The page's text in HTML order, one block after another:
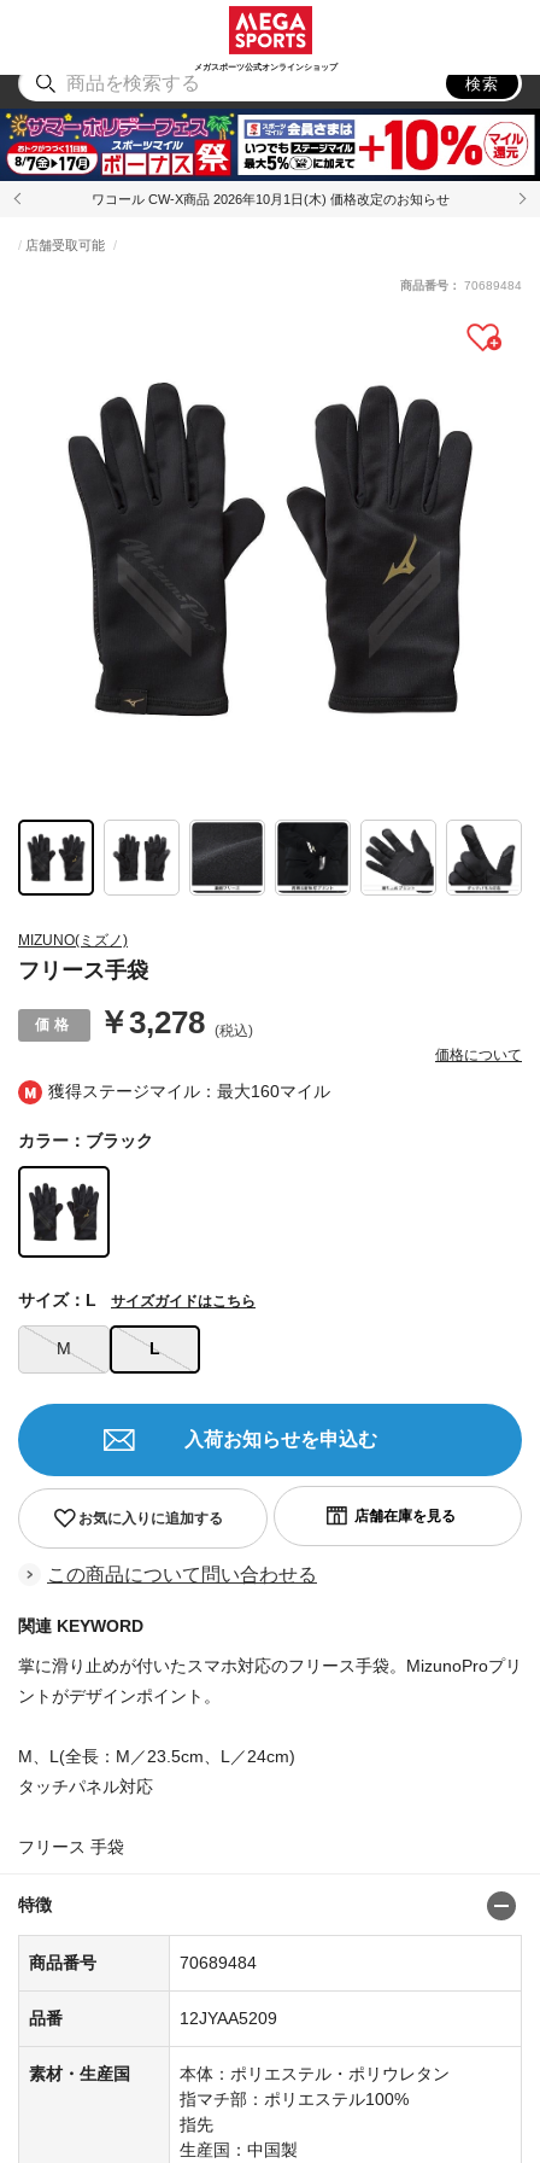
メガスポーツ公式オンラインショップ
アウトドア
検索
ワコール CW-X商品 2026年10月1日(木) 価格改定のお知らせ
獲得ステージマイル：最大160マイル
MIZUNO(ミズノ)
フリース手袋
店舗受取可能
￥3,278 (税込)
価格について
商品番号： 70689484
カラー：ブラック
M L
サイズ：L サイズガイドはこちら
お気に入りに追加する
入荷お知らせを申込む
この商品について問い合わせる
関連 KEYWORD
掌に滑り止めが付いたスマホ対応のフリース手袋。MizunoProプリ
ントがデザインポイント。
M、L(全長：M／23.5cm、L／24cm)
タッチパネル対応
フリース 手袋
特徴
商品番号 70689484
品番 12JYAA5209
素材・生産国
本体：ポリエステル・ポリウレタン
指マチ部：ポリエステル100%
指先
生産国：中国製